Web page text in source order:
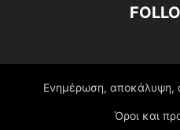
Ενημέρωση,
Όροι και